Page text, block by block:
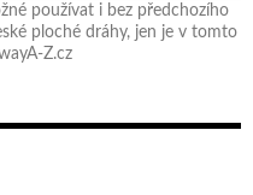
používat i bez předchozího
ploché dráhy, jen je v tomto
Z.cz